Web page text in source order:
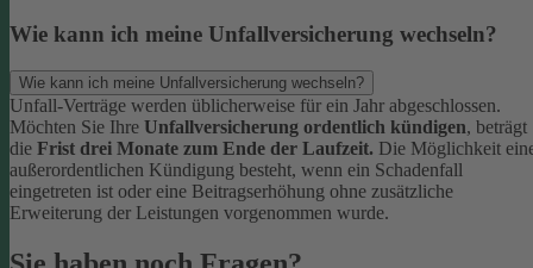
Wie kann ich meine Unfallversicherung wechseln?
Wie kann ich meine Unfallversicherung wechseln?
Unfall-Verträge werden üblicherweise für ein Jahr abgeschlossen.
Möchten Sie Ihre Unfallversicherung ordentlich kündigen, beträgt
die Frist drei Monate zum Ende der Laufzeit. Die Möglichkeit
außerordentlichen Kündigung besteht, wenn ein Schadenfall
eingetreten ist oder eine Beitragserhöhung ohne zusätzliche
Erweiterung der Leistungen vorgenommen wurde.